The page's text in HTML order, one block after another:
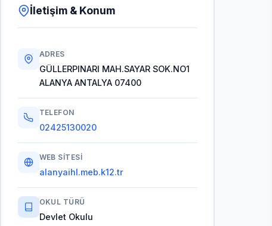
İletişim & Konum
ADRES
GÜLLERPINARI MAH.SAYAR SOK.NO1
ALANYA ANTALYA 07400
TELEFON
02425130020
WEB SITESI
alanyaihl.meb.k12.tr
OKUL TÜRÜ
Devlet Okulu